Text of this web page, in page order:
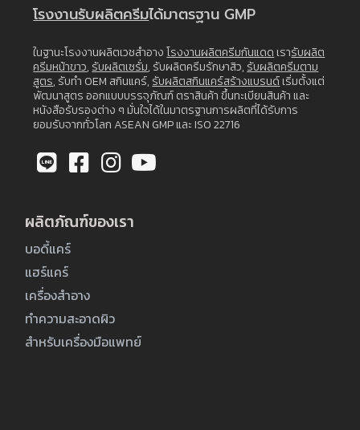
โรงงานรับผลิตครีมได้มาตรฐาน GMP
ในฐานะโรงงานผลิตเวชสำอางโรงงานผลิตครีมกันแดดเรารับผลิต
ครีมหน้าขาว, รับผลิตเซรั่ม, รับผลิตครีมรักษาสิว, รับผลิตครีมตาม
สูตร, รับทำ OEM สกินแคร์, รับผลิตสกินแคร์สร้างแบรนด์เริ่มตั้งแต่
พัฒนาสูตร ออกแบบบรรจุภัณฑ์ ตราสินค้า ขึ้นทะเบียนสินค้า และ
หนังสือรับรองต่าง ๆ มั่นใจได้ในมาตรฐานการผลิตที่ได้รับการ
ยอมรับจากทั่วโลก ASEAN GMP และ ISO 22716
ผลิตภัณฑ์ของเรา
บอดี้แคร์
แฮร์แคร์
เครื่องสำอาง
ทำความสะอาดผิว
สำหรับเครื่องมือแพทย์